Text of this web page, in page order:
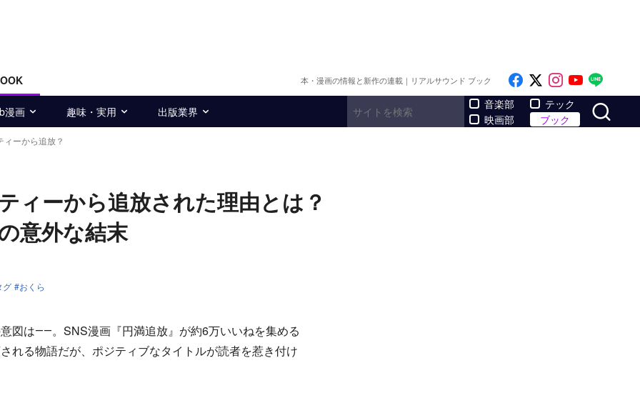
本・漫画の情報と新作の連載｜リアルサウンド ブック Like on Facebook
Follow on x
Follow on
Follow
漫画 趣味・実用 出版業界
音楽部
映画部
テック
ブック
ーから追放？
ィーから追放された理由とは？
意外な結末
グ おくら
は――。SNS漫画『円満追放』が約6万いいねを集める
れる物語だが、ポジティブなタイトルが読者を惹き付け